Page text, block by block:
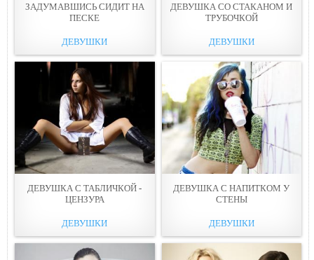
ЗАДУМАВШИСЬ СИДИТ НА
ПЕСКЕ
ДЕВУШКИ
ДЕВУШКА СО СТАКАНОМ И
ТРУБОЧКОЙ
ДЕВУШКИ
ДЕВУШКА С ТАБЛИЧКОЙ -
ЦЕНЗУРА
ДЕВУШКИ
ДЕВУШКА С НАПИТКОМ У
СТЕНЫ
ДЕВУШКИ